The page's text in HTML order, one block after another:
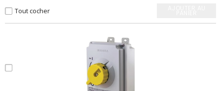
Tout cocher